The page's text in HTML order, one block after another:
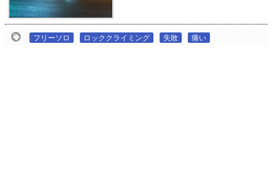
フリーソロ ロッククライミング 失敗 痛い